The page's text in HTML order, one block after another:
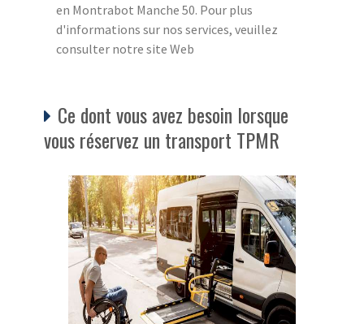
en Montrabot Manche 50. Pour plus
d'informations sur nos services, veuillez
consulter notre site Web
Ce dont vous avez besoin lorsque
vous réservez un transport TPMR